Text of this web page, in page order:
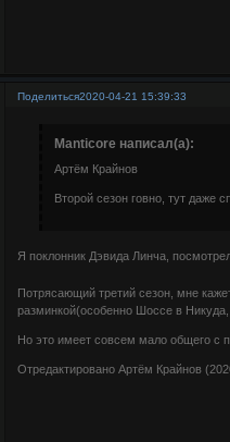
Поделиться2020-04-21 15:39:33
Manticore написал(а):
Артём Крайнов
Второй сезон говно, тут даже
Я поклонник Дэвида Линча,
Потрясающий третий сезон, мне
разминкой(особенно Шоссе в
Но это имеет совсем мало общего с
Отредактировано Артём Крайнов